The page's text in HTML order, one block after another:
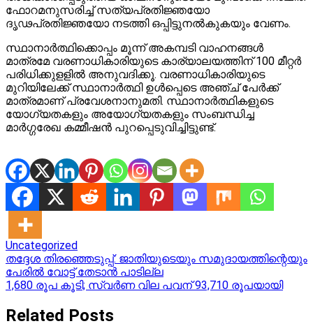
ഫോറമനുസരിച്ച് സത്യപ്രതിജ്ഞയോ
ദൃഢപ്രതിജ്ഞയോ നടത്തി ഒപ്പിട്ടുനല്‍കുകയും വേണം.
സ്ഥാനാര്‍ത്ഥിക്കൊപ്പം മൂന്ന് അകമ്പടി വാഹനങ്ങള്‍
മാത്രമേ വരണാധികാരിയുടെ കാര്യാലയത്തിന് 100 മീറ്റര്‍
പരിധിക്കുളളില്‍ അനുവദിക്കൂ. വരണാധികാരിയുടെ
മുറിയിലേക്ക് സ്ഥാനാര്‍ത്ഥി ഉള്‍പ്പെടെ അഞ്ച് പേര്‍ക്ക്
മാത്രമാണ് പ്രവേശനാനുമതി. സ്ഥാനാര്‍ത്ഥികളുടെ
യോഗ്യതകളും അയോഗ്യതകളും സംബന്ധിച്ച
മാര്‍ഗ്ഗരേഖ കമ്മീഷന്‍ പുറപ്പെടുവിച്ചിട്ടുണ്ട്.
Uncategorized
Post
navigation
തദ്ദേശ തിരഞ്ഞെടുപ്പ്: ജാതിയുടെയും സമുദായത്തിന്റെയും
പേരിൽ വോട്ട് തേടാൻ പാടില്ല
1,680 രൂപ കൂടി; സ്വര്‍ണ വില പവന് 93,710 രൂപയായി
Related Posts